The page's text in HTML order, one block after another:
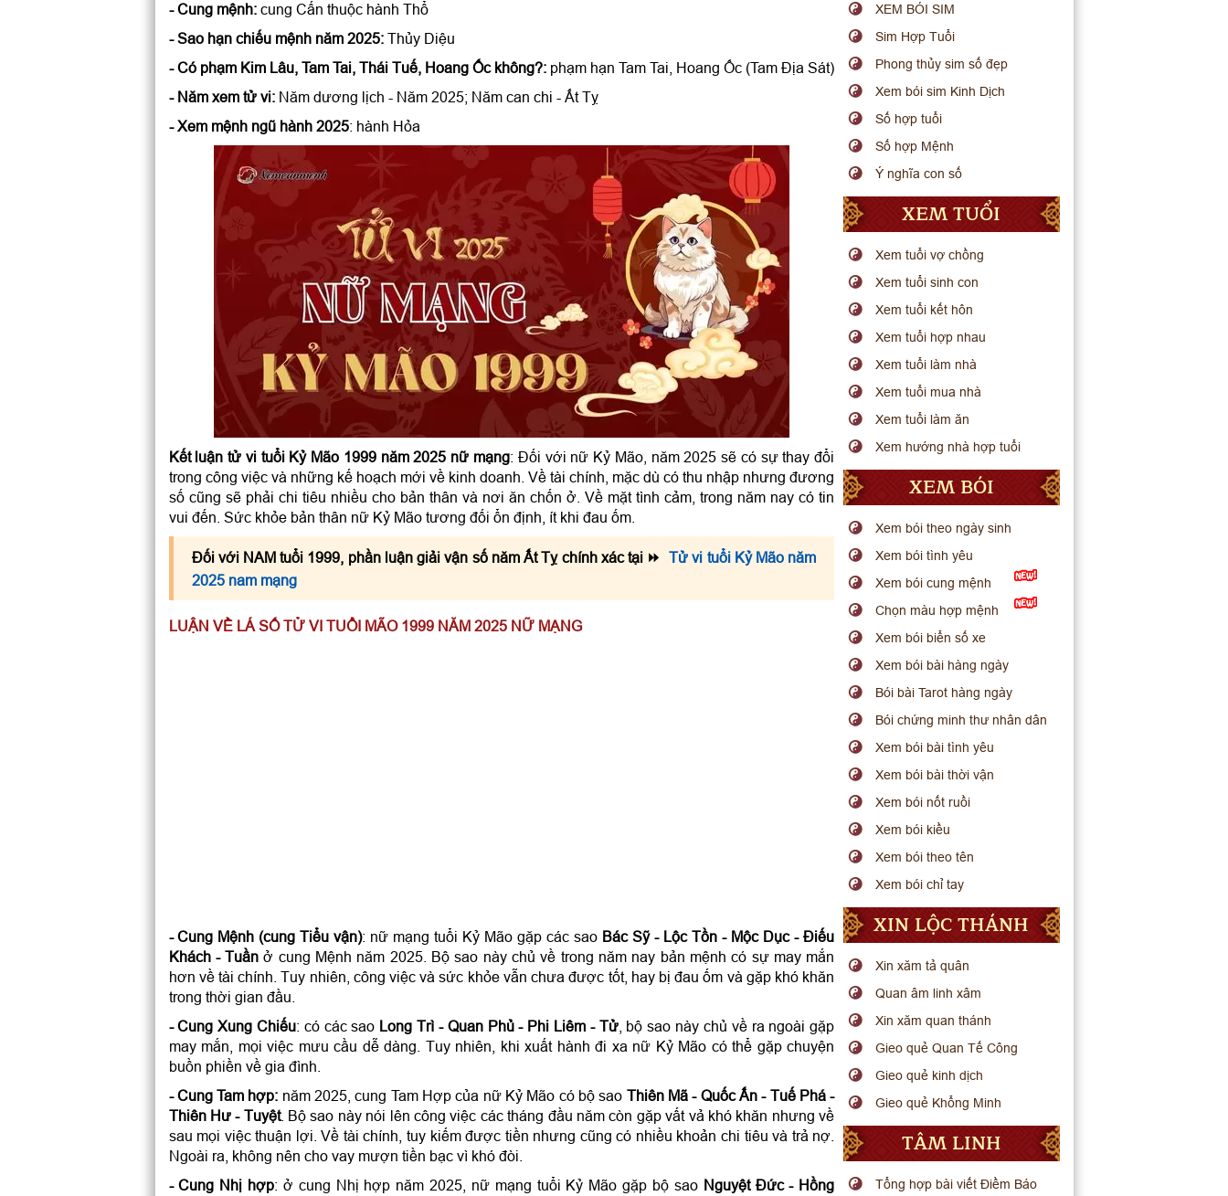
- Cung mệnh:cung Cấn thuộc hành Thổ
- Sao hạn chiếu mệnh năm 2025: Thủy Diệu
- Có phạm Kim Lâu, Tam Tai, Thái Tuế, Hoang Ốc không?:phạm hạn Tam Tai, Hoang Ốc (Tam Địa Sát)
- Năm xem tử vi:Năm dương lịch - Năm 2025; Năm can chi - Ất Tỵ
- Xem mệnh ngũ hành 2025: hành Hỏa
Kết luận tử vi tuổi Kỷ Mão 1999 năm 2025 nữ mạng: Đối với nữ Kỷ Mão, năm 2025 sẽ có sự thay đổi
trong công việc và những kế hoạch mới về kinh doanh. Về tài chính, mặc dù có thu nhập nhưng đương
số cũng sẽ phải chi tiêu nhiều cho bản thân và nơi ăn chốn ở. Về mặt tình cảm, trong năm nay có tin
vui đến. Sức khỏe bản thân nữ Kỷ Mão tương đối ổn định, ít khi đau ốm.
Đối với NAM tuổi 1999, phần luận giải vận số năm Ất Tỵ chính xác tại ⏩Tử vi tuổi Kỷ Mão năm
2025 nam mạng
LUẬN VỀ LÁ SỐ TỬ VI TUỔI MÃO 1999 NĂM 2025 NỮ MẠNG
- Cung Mệnh (cung Tiểu vận): nữ mạng tuổi Kỷ Mão gặp các sao Bác Sỹ - Lộc Tồn - Mộc Dục - Điếu
Khách - Tuần ở cung Mệnh năm 2025. Bộ sao này chủ về trong năm nay bản mệnh có sự may mắn
hơn về tài chính. Tuy nhiên, công việc và sức khỏe vẫn chưa được tốt, hay bị đau ốm và gặp khó khăn
trong thời gian đầu.
- Cung Xung Chiếu: có các sao Long Trì - Quan Phủ - Phi Liêm - Tử, bộ sao này chủ về ra ngoài gặp
may mắn, mọi việc mưu cầu dễ dàng. Tuy nhiên, khi xuất hành đi xa nữ Kỷ Mão có thể gặp chuyện
buồn phiền về gia đình.
- Cung Tam hợp: năm 2025, cung Tam Hợp của nữ Kỷ Mão có bộ sao Thiên Mã - Quốc Ấn - Tuế Phá -
Thiên Hư - Tuyệt. Bộ sao này nói lên công việc các tháng đầu năm còn gặp vất vả khó khăn nhưng về
sau mọi việc thuận lợi. Về tài chính, tuy kiếm được tiền nhưng cũng có nhiều khoản chi tiêu và trả nợ.
Ngoài ra, không nên cho vay mượn tiền bạc vì khó đòi.
- Cung Nhị hợp: ở cung Nhị hợp năm 2025, nữ mạng tuổi Kỷ Mão gặp bộ saoNguyệt Đức - Hồng
XEM BÓI SIM
Sim Hợp Tuổi
Phong thủy sim số đẹp
Xem bói sim Kinh Dịch
Số hợp tuổi
Số hợp Mệnh
Ý nghĩa con số
XEM TUỔI
Xem tuổi vợ chồng
Xem tuổi sinh con
Xem tuổi kết hôn
Xem tuổi hợp nhau
Xem tuổi làm nhà
Xem tuổi mua nhà
Xem tuổi làm ăn
Xem hướng nhà hợp tuổi
XEM BÓI
Xem bói theo ngày sinh
Xem bói tình yêu
Xem bói cung mệnh
Chọn màu hợp mệnh
Xem bói biển số xe
Xem bói bài hàng ngày
Bói bài Tarot hàng ngày
Bói chứng minh thư nhân dân
Xem bói bài tình yêu
Xem bói bài thời vận
Xem bói nốt ruồi
Xem bói kiều
Xem bói theo tên
Xem bói chỉ tay
XIN LỘC THÁNH
Xin xăm tả quân
Quan âm linh xâm
Xin xăm quan thánh
Gieo quẻ Quan Tế Công
Gieo quẻ kinh dịch
Gieo quẻ Khổng Minh
TÂM LINH
Tổng hợp bài viết Điềm Báo